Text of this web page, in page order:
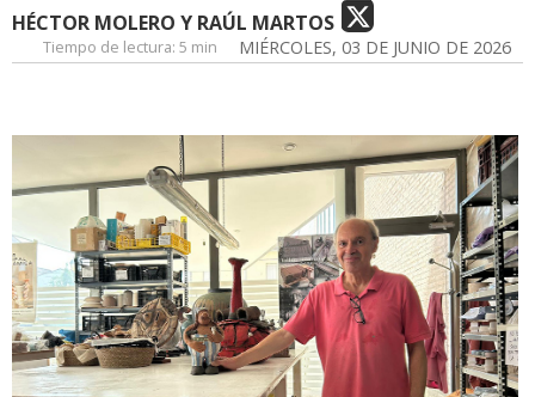
HÉCTOR MOLERO Y RAÚL MARTOS
MIÉRCOLES, 03 DE JUNIO DE 2026
Tiempo de lectura: 5 min